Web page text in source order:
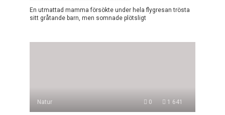
En utmattad mamma försökte under hela flygresan trösta
sitt gråtande barn, men somnade plötsligt
Natur 0 1 641